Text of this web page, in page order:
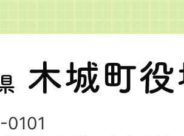
0101